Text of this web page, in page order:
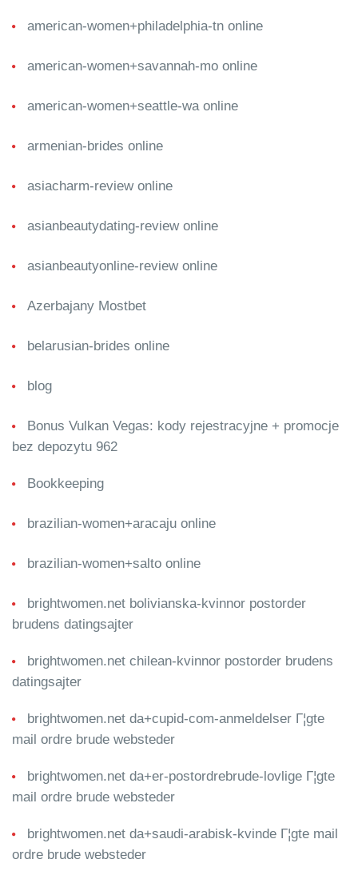
american-women+philadelphia-tn online
american-women+savannah-mo online
american-women+seattle-wa online
armenian-brides online
asiacharm-review online
asianbeautydating-review online
asianbeautyonline-review online
Azerbajany Mostbet
belarusian-brides online
blog
Bonus Vulkan Vegas: kody rejestracyjne + promocje
bez depozytu 962
Bookkeeping
brazilian-women+aracaju online
brazilian-women+salto online
brightwomen.net bolivianska-kvinnor postorder
brudens datingsajter
brightwomen.net chilean-kvinnor postorder brudens
datingsajter
brightwomen.net da+cupid-com-anmeldelser Г¦gte
mail ordre brude websteder
brightwomen.net da+er-postordrebrude-lovlige Г¦gte
mail ordre brude websteder
brightwomen.net da+saudi-arabisk-kvinde Г¦gte mail
ordre brude websteder